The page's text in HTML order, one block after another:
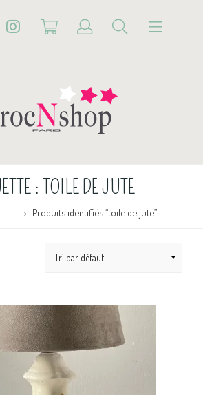
: TOILE DE JUTE
Produits identifiés “toile de jute”